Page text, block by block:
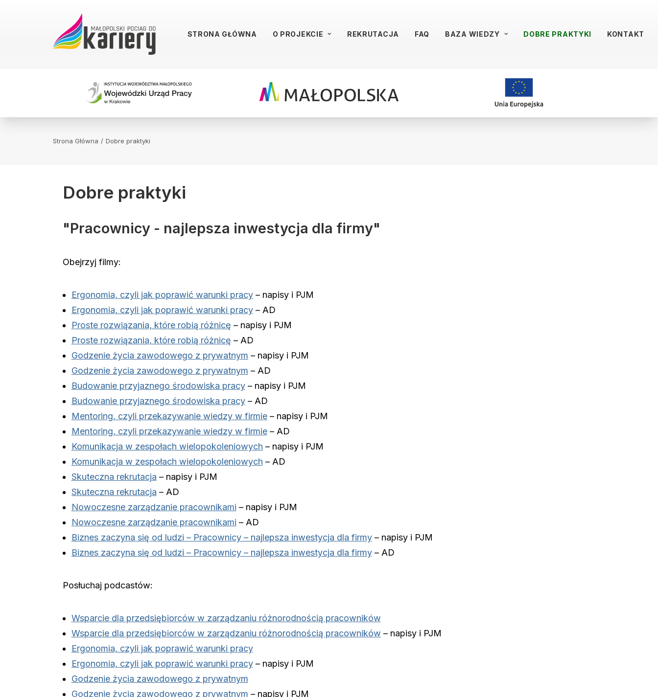
STRONA GŁÓWNA O PROJEKCIE REKRUTACJA FAQ BAZA WIEDZY DOBRE PRAKTYKI KONTAKT
Strona Główna Dobre praktyki
Dobre praktyki
"Pracownicy - najlepsza inwestycja dla firmy"
Obejrzyj filmy:
Ergonomia, czyli jak poprawić warunki pracy– napisy i PJM
Ergonomia, czyli jak poprawić warunki pracy– AD
Proste rozwiązania, które robią różnicę – napisy i PJM
Proste rozwiązania, które robią różnicę – AD
Godzenie życia zawodowego z prywatnym – napisy i PJM
Godzenie życia zawodowego z prywatnym – AD
Budowanie przyjaznego środowiska pracy– napisy i PJM
Budowanie przyjaznego środowiska pracy– AD
Mentoring, czyli przekazywanie wiedzy w firmie– napisy i PJM
Mentoring, czyli przekazywanie wiedzy w firmie– AD
Komunikacja w zespołach wielopokoleniowych – napisy i PJM
Komunikacja w zespołach wielopokoleniowych – AD
Skuteczna rekrutacja – napisy i PJM
Skuteczna rekrutacja – AD
Nowoczesne zarządzanie pracownikami – napisy i PJM
Nowoczesne zarządzanie pracownikami – AD
Biznes zaczyna się od ludzi – Pracownicy – najlepsza inwestycja dla firmy– napisy i PJM
Biznes zaczyna się od ludzi – Pracownicy – najlepsza inwestycja dla firmy– AD
Posłuchaj podcastów:
Wsparcie dla przedsiębiorców w zarządzaniu różnorodnością pracowników
Wsparcie dla przedsiębiorców w zarządzaniu różnorodnością pracowników – napisy i PJM
Ergonomia, czyli jak poprawić warunki pracy
Ergonomia, czyli jak poprawić warunki pracy– napisy i PJM
Godzenie życia zawodowego z prywatnym
Godzenie życia zawodowego z prywatnym – napisy i PJM